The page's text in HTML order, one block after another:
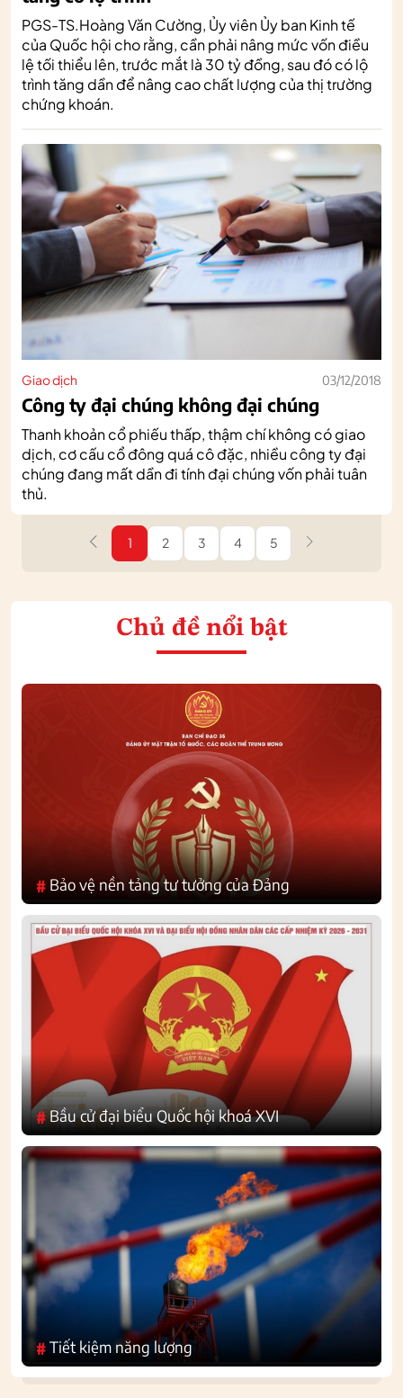
PGS-TS.Hoàng Văn Cường, Ủy viên Ủy ban Kinh tế
của Quốc hội cho rằng, cần phải nâng mức vốn điều
lệ tối thiểu lên, trước mắt là 30 tỷ đồng, sau đó có lộ
trình tăng dần để nâng cao chất lượng của thị trường
chứng khoán.
Giao dịch 03/12/2018
Công ty đại chúng không đại chúng
Thanh khoản cổ phiếu thấp, thậm chí không có giao
dịch, cơ cấu cổ đông quá cô đặc, nhiều công ty đại
chúng đang mất dần đi tính đại chúng vốn phải tuân
thủ.
1 2 3 4 5
Chủ đề nổi bật
# Bảo vệ nền tảng tư tưởng của Đảng
#Bầu cử đại biểu Quốc hội khoá XVI
#Tiết kiệm năng lượng